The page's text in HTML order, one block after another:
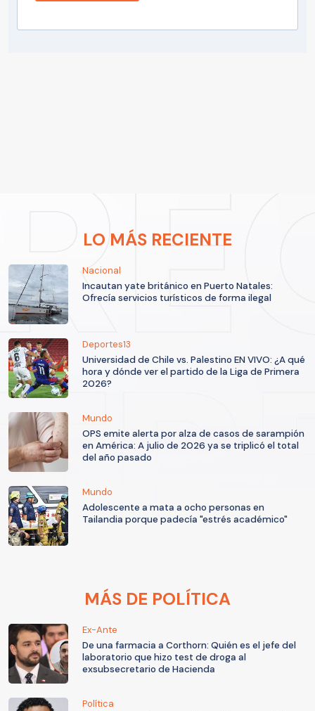
LO MÁS RECIENTE
Nacional
Incautan yate británico en Puerto Natales:
Ofrecía servicios turísticos de forma ilegal
Deportes13
Universidad de Chile vs. Palestino EN VIVO: ¿A qué
hora y dónde ver el partido de la Liga de Primera
2026?
Mundo
OPS emite alerta por alza de casos de sarampión
en América: A julio de 2026 ya se triplicó el total
del año pasado
Mundo
Adolescente a mata a ocho personas en
Tailandia porque padecía "estrés académico"
MÁS DE POLÍTICA
Ex-Ante
De una farmacia a Corthorn: Quién es el jefe del
laboratorio que hizo test de droga al
exsubsecretario de Hacienda
Política